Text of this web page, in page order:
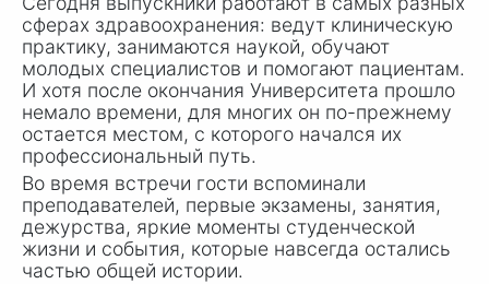
сферах здравоохранения: ведут клиническую
практику, занимаются наукой, обучают
молодых специалистов и помогают пациентам.
И хотя после окончания Университета прошло
немало времени, для многих он по-прежнему
остается местом, с которого начался их
профессиональный путь.
Во время встречи гости вспоминали
преподавателей, первые экзамены, занятия,
дежурства, яркие моменты студенческой
жизни и события, которые навсегда остались
частью общей истории.